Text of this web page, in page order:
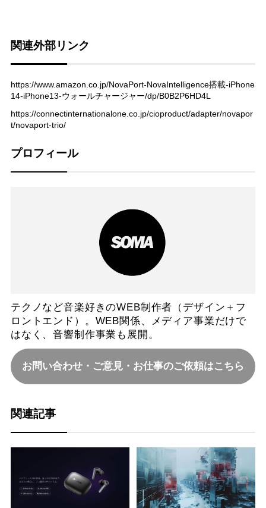
関連外部リンク
https://www.amazon.co.jp/NovaPort-NovaIntelligence搭載-iPhone
14-iPhone13-ウォールチャージャー/dp/B0B2P6HD4L
https://connectinternationalone.co.jp/cioproduct/adapter/novapor
t/novaport-trio/
プロフィール
テクノなど音楽好きのWEB制作者（デザイン＋フ
ロントエンド）。WEB関係、メディア事業だけで
はなく、音響制作事業も展開。
お問い合わせ・ご意見・お仕事のご依頼はこちら
関連記事